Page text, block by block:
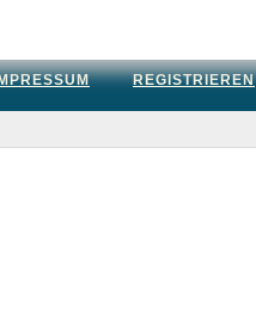
REGISTRIEREN